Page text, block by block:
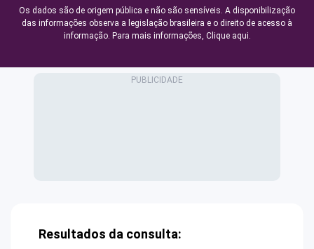
Os dados são de origem pública e não são sensíveis. A disponibilização
das informações observa a legislação brasileira e o direito de acesso à
informação. Para mais informações, Clique aqui.
Resultados da consulta: